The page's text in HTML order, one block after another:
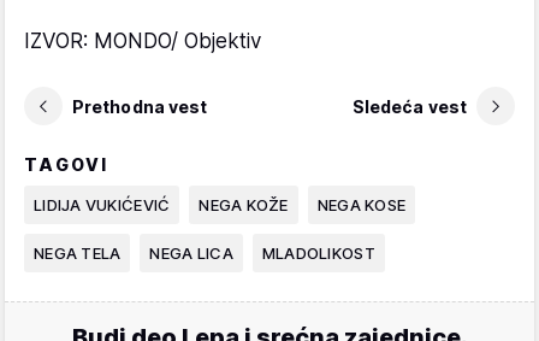
IZVOR: MONDO/ Objektiv
Prethodna vest Sledeća vest
TAGOVI
LIDIJA VUKIĆEVIĆ NEGA KOŽE NEGA KOSE
NEGA TELA NEGA LICA MLADOLIKOST